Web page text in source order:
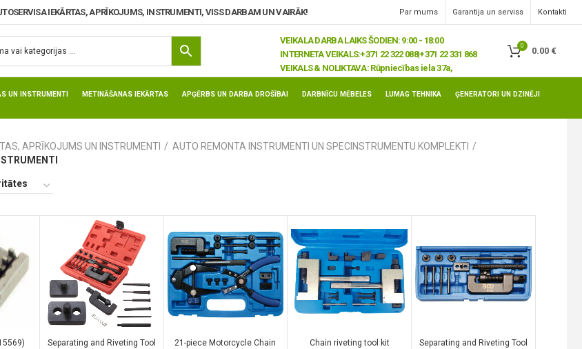
IEKĀRTAS, APRĪKOJUMS, INSTRUMENTI, VISS DARBAM UN VAIRĀK! Par mums Garantija un serviss Kontakti
VEIKALA DARBA LAIKS ŠODIEN: 9:00 - 18:00
INTERNETA VEIKALS:+371 22 322 088|+371 22 331 868
VEIKALS & NOLIKTAVA: Rūpniecības iela 37a,
0
0.00 €
UN INSTRUMENTI METINĀŠANAS IEKĀRTAS APĢĒRBS UN DARBA DROŠĪBAI DARBNĪCU MĒBELES LUMAG TEHNIKA ĢENERATORI UN DZINĒJI
APRĪKOJUMS UN INSTRUMENTI
AUTO REMONTA INSTRUMENTI UN SPECINSTRUMENTU KOMPLEKTI
Separating and Riveting Tool
21-piece Motorcycle Chain
Chain riveting tool kit
Separating and Riveting Tool